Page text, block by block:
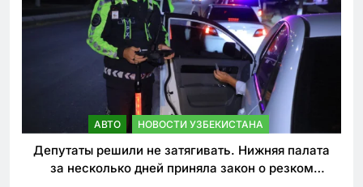
АВТО НОВОСТИ УЗБЕКИСТАНА
Депутаты решили не затягивать. Нижняя палата
за несколько дней приняла закон о резком